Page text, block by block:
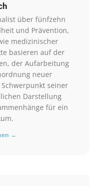
über fünfzehn
und Prävention,
medizinischer
basieren auf der
der Aufarbeitung
neuer
seiner
Darstellung
für ein
→